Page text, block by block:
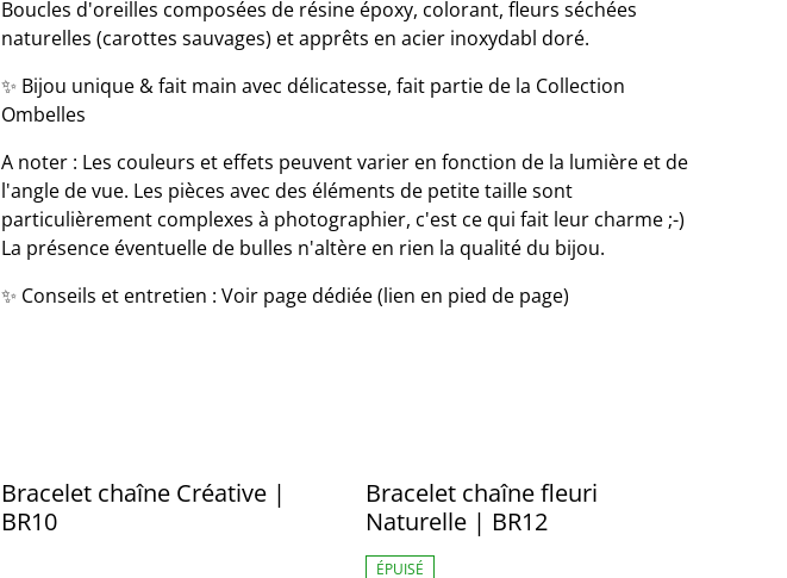
Boucles d'oreilles composées de résine époxy, colorant, fleurs séchées
naturelles (carottes sauvages) et apprêts en acier inoxydabl doré.
✨ Bijou unique & fait main avec délicatesse, fait partie de la Collection
Ombelles
A noter : Les couleurs et effets peuvent varier en fonction de la lumière et de
l'angle de vue. Les pièces avec des éléments de petite taille sont
particulièrement complexes à photographier, c'est ce qui fait leur charme ;-)
La présence éventuelle de bulles n'altère en rien la qualité du bijou.
✨ Conseils et entretien : Voir page dédiée (lien en pied de page)
Bracelet chaîne Créative |
BR10
Bracelet chaîne fleuri
Naturelle | BR12
ÉPUISÉ